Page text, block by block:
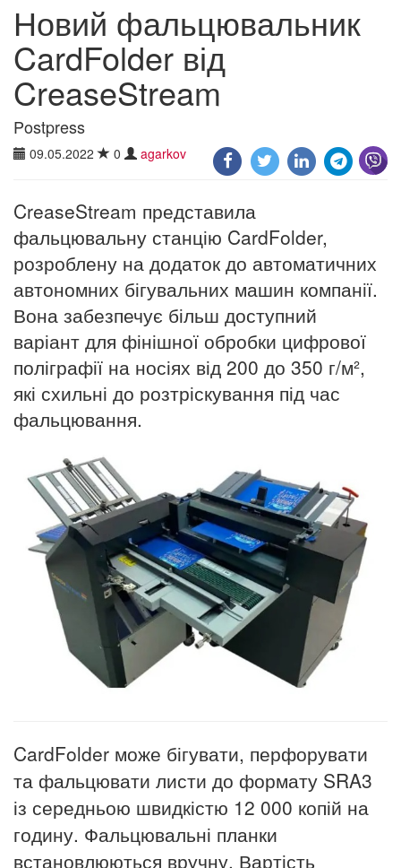
Новий фальцювальник
CardFolder від
CreaseStream
Postpress
09.05.2022 0 agarkov
CreaseStream представила
фальцювальну станцію CardFolder,
розроблену на додаток до автоматичних
автономних бігувальних машин компанії.
Вона забезпечує більш доступний
варіант для фінішної обробки цифрової
поліграфії на носіях від 200 до 350 г/м²,
які схильні до розтріскування під час
фальцювання.
CardFolder може бігувати, перфорувати
та фальцювати листи до формату SRA3
із середньою швидкістю 12 000 копій на
годину. Фальцювальні планки
встановлюються вручну. Вартість